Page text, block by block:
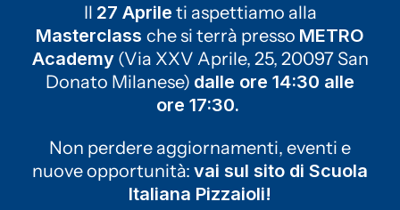
Il 27 Aprile ti aspettiamo alla
Masterclass che si terrà presso METRO
Academy(Via XXV Aprile, 25, 20097 San
Donato Milanese) dalle ore 14:30 alle
ore 17:30.
Non perdere aggiornamenti, eventi e
nuove opportunità: vai sul sito di Scuola
Italiana Pizzaioli!